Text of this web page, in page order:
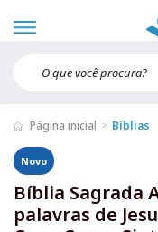
Página inicial Bíblias
Novo
Bíblia Sagrada
palavras de